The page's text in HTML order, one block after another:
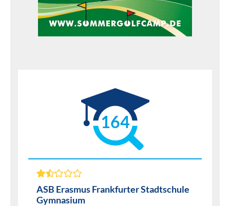
164
ASB Erasmus Frankfurter Stadtschule
Gymnasium